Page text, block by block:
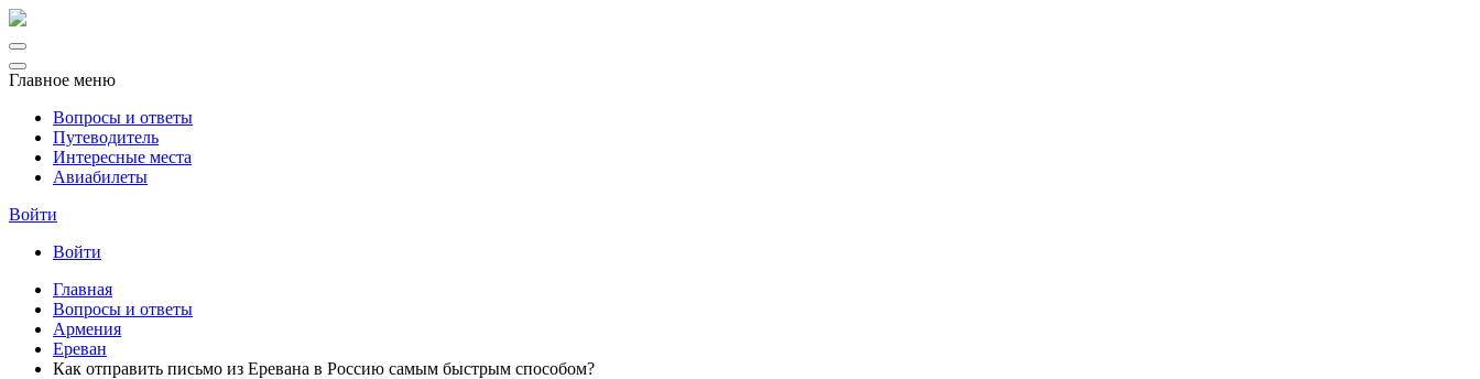
Главное меню
Вопросы и ответы
Путеводитель
Интересные места
Авиабилеты
Войти
Войти
Главная
Вопросы и ответы
Армения
Ереван
Как отправить письмо из Еревана в Россию самым быстрым способом?